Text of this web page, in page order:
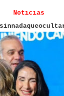
Noticias